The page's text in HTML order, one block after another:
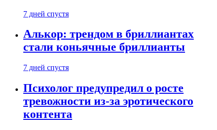
7 дней спустя
Алькор: трендом в бриллиантах
стали коньячные бриллианты
7 дней спустя
Психолог предупредил о росте
тревожности из-за эротического
контента